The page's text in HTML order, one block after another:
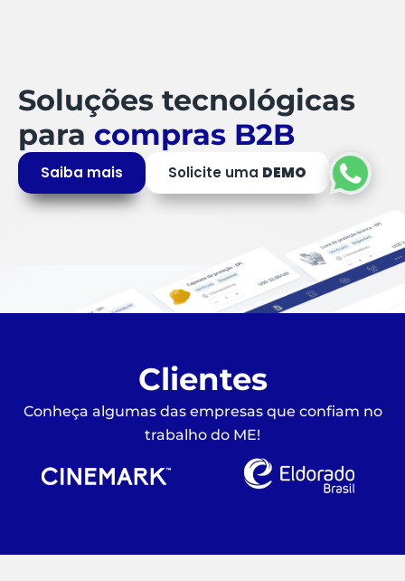
Soluções tecnológicas
para compras B2B
Saiba mais Solicite uma DEMO
Clientes
Conheça algumas das empresas que confiam no
trabalho do ME!